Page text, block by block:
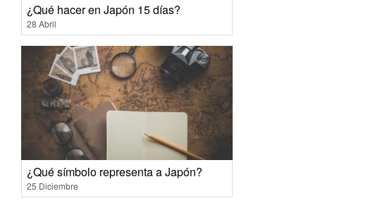
¿Qué hacer en Japón 15 días?
28 Abril
¿Qué símbolo representa a Japón?
25 Diciembre